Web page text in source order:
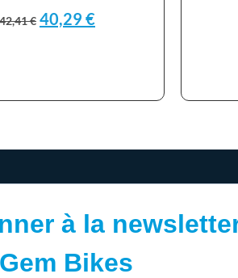
42,41€ 40,29 €
à la
Bikes